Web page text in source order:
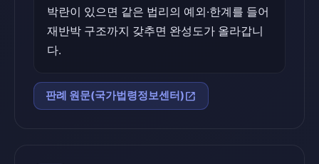
박란이 있으면 같은 법리의 예외·한계를 들어
재반박 구조까지 갖추면 완성도가 올라갑니
다.
판례 원문(국가법령정보센터)open_in_new